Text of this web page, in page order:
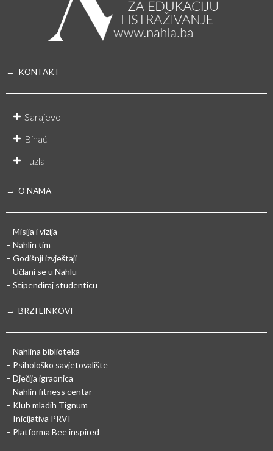
→ KONTAKT
Sarajevo
Bihać
Tuzla
→ O NAMA
– Misija i vizija
– Nahlin tim
– Godišnji izvještaji
– Učlani se u Nahlu
– Stipendiraj studenticu
→ BRZI LINKOVI
– Nahlina biblioteka
– Psihološko savjetovalište
– Dječija igraonica
– Nahlin fitness centar
– Klub mladih Tignum
– Inicijativa PRVI
– Platforma Bee inspired